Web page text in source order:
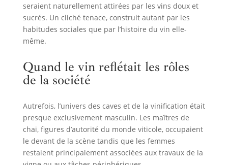
seraient naturellement attirées par les vins doux et
sucrés. Un cliché tenace, construit autant par les
habitudes sociales que par l’histoire du vin elle-
même.
Quand le vin reflétait les rôles
de la société
Autrefois, l’univers des caves et de la vinification était
presque exclusivement masculin. Les maîtres de
chai, figures d’autorité du monde viticole, occupaient
le devant de la scène tandis que les femmes
restaient principalement associées aux travaux de la